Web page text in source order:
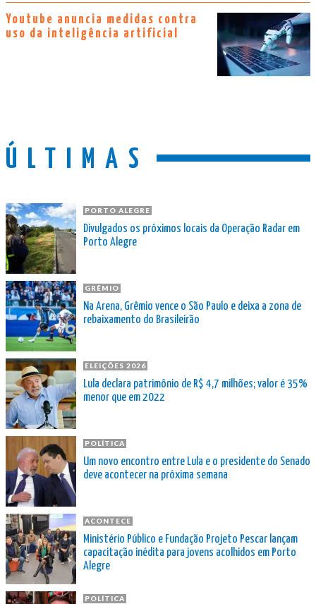
Youtube anuncia medidas contra
uso da inteligência artificial
ÚLTIMAS
PORTO ALEGRE
Divulgados os próximos locais da Operação Radar em
Porto Alegre
GRÊMIO
Na Arena, Grêmio vence o São Paulo e deixa a zona de
rebaixamento do Brasileirão
ELEIÇÕES 2026
Lula declara patrimônio de R$ 4,7 milhões; valor é 35%
menor que em 2022
POLÍTICA
Um novo encontro entre Lula e o presidente do Senado
deve acontecer na próxima semana
ACONTECE
Ministério Público e Fundação Projeto Pescar lançam
capacitação inédita para jovens acolhidos em Porto
Alegre
POLÍTICA